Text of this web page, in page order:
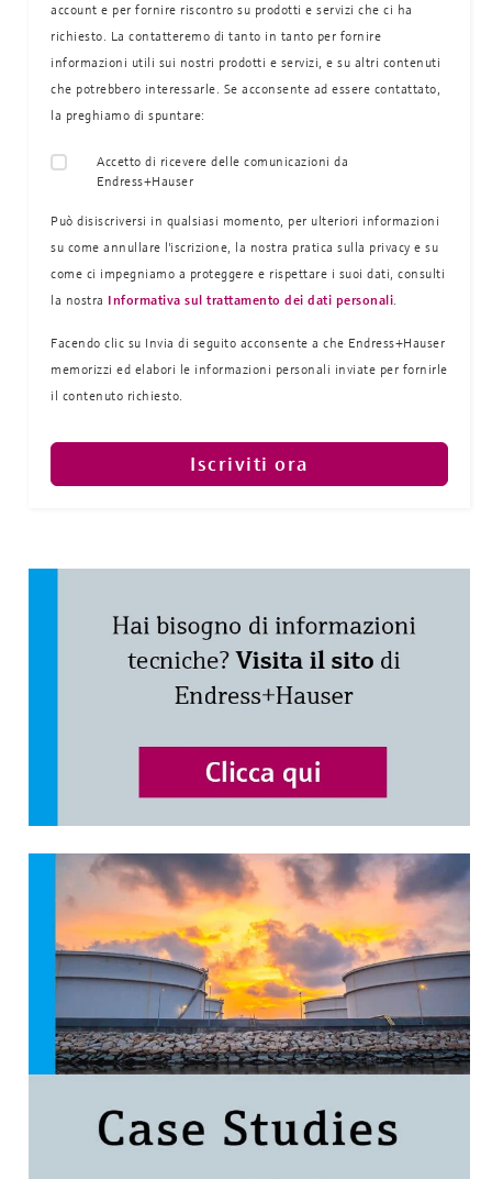
account e per fornire riscontro su prodotti e servizi che ci ha
richiesto. La contatteremo di tanto in tanto per fornire
informazioni utili sui nostri prodotti e servizi, e su altri contenuti
che potrebbero interessarle. Se acconsente ad essere contattato,
la preghiamo di spuntare:
Accetto di ricevere delle comunicazioni da
Endress+Hauser
Può disiscriversi in qualsiasi momento, per ulteriori informazioni
su come annullare l'iscrizione, la nostra pratica sulla privacy e su
come ci impegniamo a proteggere e rispettare i suoi dati, consulti
la nostra Informativa sul trattamento dei dati personali.
Facendo clic su Invia di seguito acconsente a che Endress+Hauser
memorizzi ed elabori le informazioni personali inviate per fornirle
il contenuto richiesto.